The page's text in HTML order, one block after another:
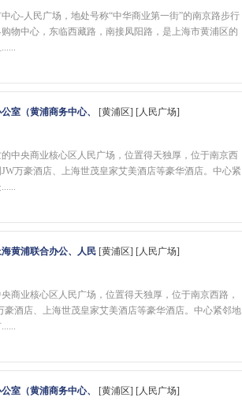
心-人民广场，地处号称“中华商业第一街”的南京路步行
物中心，东临西藏路，南接凤阳路，是上海市黄浦区的
室（黄浦商务中心、 [黄浦区] [人民广场]
中央商业核心区人民广场，位置得天独厚，位于南京西
万豪酒店、上海世茂皇家艾美酒店等豪华酒店。中心紧
黄浦联合办公、人民 [黄浦区] [人民广场]
商业核心区人民广场，位置得天独厚，位于南京西路，
豪酒店、上海世茂皇家艾美酒店等豪华酒店。中心紧邻地
室（黄浦商务中心、 [黄浦区] [人民广场]